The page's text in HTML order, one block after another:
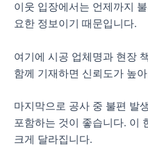
이웃 입장에서는 언제까지
요한 정보이기 때문입니다.
여기에 시공 업체명과 현장
함께 기재하면 신뢰도가 높
마지막으로 공사 중 불편 발
포함하는 것이 좋습니다. 이
크게 달라집니다.